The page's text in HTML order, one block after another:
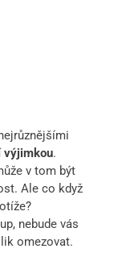
výjimkou.
v tom být
Ale co když
nebude vás
omezovat.